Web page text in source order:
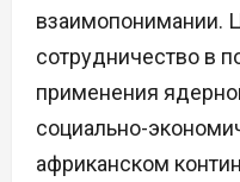
взаимопонимании.
сотрудничество в
применения
социально-
африканском